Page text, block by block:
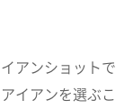
アンショットで
イアンを選ぶこ